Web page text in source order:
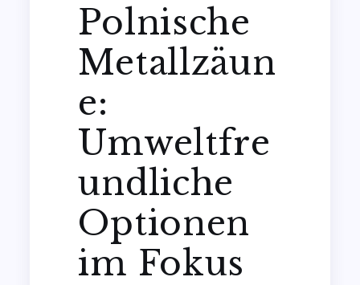
Polnische
Metallzäun
e:
Umweltfre
undliche
Optionen
im Fokus